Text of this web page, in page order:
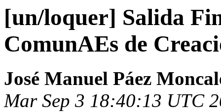
[un/loquer] Salida
ComunAEs de
José Manuel Páez
Mar Sep 3 18:40:13 UTC